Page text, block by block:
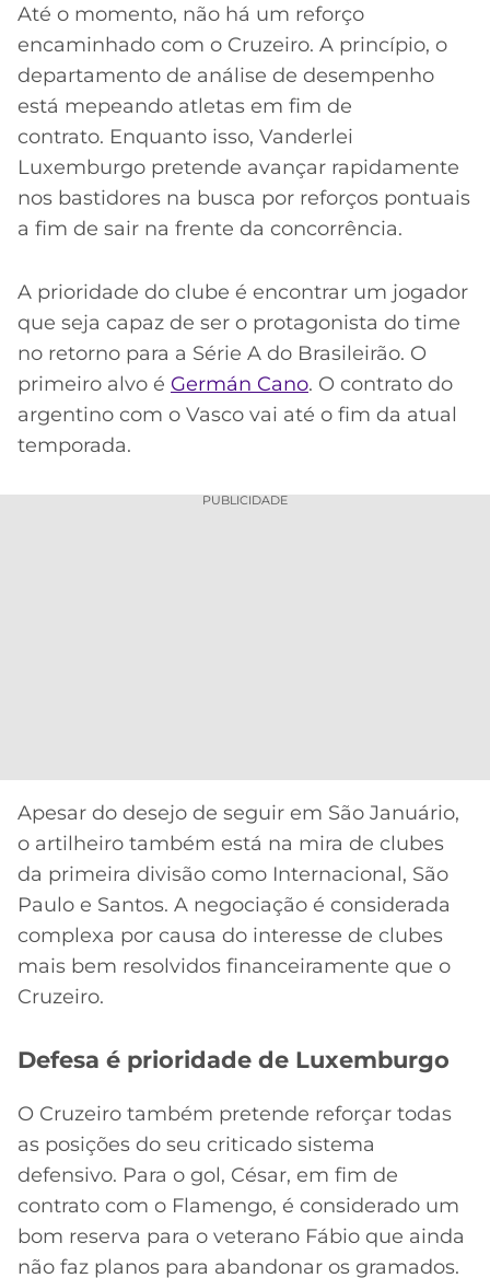
Até o momento, não há um reforço
encaminhado com o Cruzeiro. A princípio, o
departamento de análise de desempenho
está mepeando atletas em fim de
contrato. Enquanto isso, Vanderlei
Luxemburgo pretende avançar rapidamente
nos bastidores na busca por reforços pontuais
a fim de sair na frente da concorrência.
A prioridade do clube é encontrar um jogador
que seja capaz de ser o protagonista do time
no retorno para a Série A do Brasileirão. O
primeiro alvo é Germán Cano. O contrato do
argentino com o Vasco vai até o fim da atual
temporada.
PUBLICIDADE
Apesar do desejo de seguir em São Januário,
o artilheiro também está na mira de clubes
da primeira divisão como Internacional, São
Paulo e Santos. A negociação é considerada
complexa por causa do interesse de clubes
mais bem resolvidos financeiramente que o
Cruzeiro.
Defesa é prioridade de Luxemburgo
O Cruzeiro também pretende reforçar todas
as posições do seu criticado sistema
defensivo. Para o gol, César, em fim de
contrato com o Flamengo, é considerado um
bom reserva para o veterano Fábio que ainda
não faz planos para abandonar os gramados.